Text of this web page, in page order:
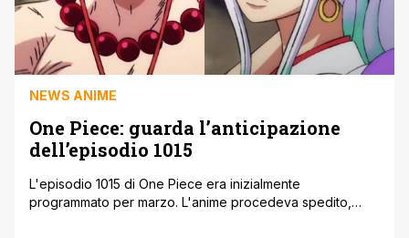
NEWS ANIME
One Piece: guarda l’anticipazione
dell’episodio 1015
L'episodio 1015 di One Piece era inizialmente
programmato per marzo. L'anime procedeva spedito,